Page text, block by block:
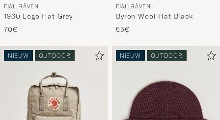
FJÄLLRÄVEN
1960 Logo Hat Grey
70€
FJÄLLRÄVEN
Byron Wool Hat Black
55€
NIEUW OUTDOOR NIEUW OUTDOOR